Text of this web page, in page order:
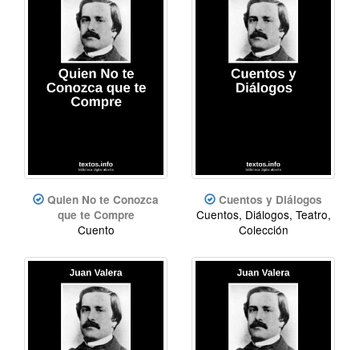
Quien No te Conozca
que te Compre
Cuento
Cuentos y Diálogos
Cuentos, Diálogos, Teatro,
Colección